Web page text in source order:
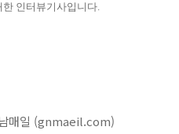
인터뷰기사입니다.
매일 (gnmaeil.com)